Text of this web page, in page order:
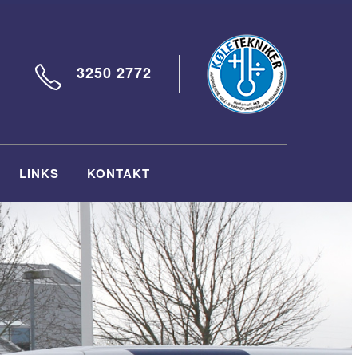
3250 2772
LINKS KONTAKT